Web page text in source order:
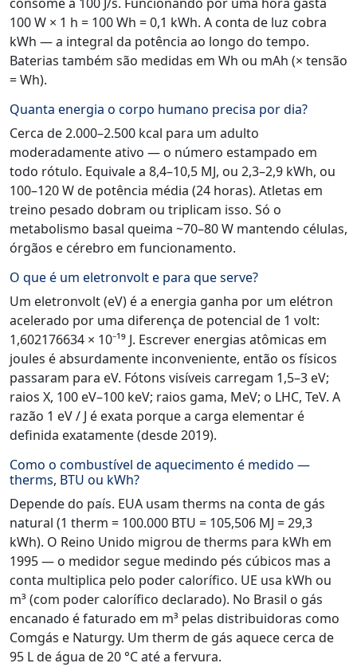
100 W × 1 h = 100 Wh = 0,1 kWh. A conta de luz cobra
kWh — a integral da potência ao longo do tempo.
Baterias também são medidas em Wh ou mAh (× tensão
= Wh).
Quanta energia o corpo humano precisa por dia?
Cerca de 2.000–2.500 kcal para um adulto
moderadamente ativo — o número estampado em
todo rótulo. Equivale a 8,4–10,5 MJ, ou 2,3–2,9 kWh, ou
100–120 W de potência média (24 horas). Atletas em
treino pesado dobram ou triplicam isso. Só o
metabolismo basal queima ~70–80 W mantendo células,
órgãos e cérebro em funcionamento.
O que é um eletronvolt e para que serve?
Um eletronvolt (eV) é a energia ganha por um elétron
acelerado por uma diferença de potencial de 1 volt:
1,602176634 × 10⁻¹⁹ J. Escrever energias atômicas em
joules é absurdamente inconveniente, então os físicos
passaram para eV. Fótons visíveis carregam 1,5–3 eV;
raios X, 100 eV–100 keV; raios gama, MeV; o LHC, TeV. A
razão 1 eV / J é exata porque a carga elementar é
definida exatamente (desde 2019).
Como o combustível de aquecimento é medido —
therms, BTU ou kWh?
Depende do país. EUA usam therms na conta de gás
natural (1 therm = 100.000 BTU = 105,506 MJ = 29,3
kWh). O Reino Unido migrou de therms para kWh em
1995 — o medidor segue medindo pés cúbicos mas a
conta multiplica pelo poder calorífico. UE usa kWh ou
m³ (com poder calorífico declarado). No Brasil o gás
encanado é faturado em m³ pelas distribuidoras como
Comgás e Naturgy. Um therm de gás aquece cerca de
95 L de água de 20 °C até a fervura.